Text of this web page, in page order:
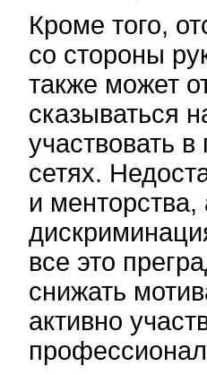
Кроме того,
со стороны
также может
сказываться
участвовать
сетях.
и менторства,
все это
снижать
активно